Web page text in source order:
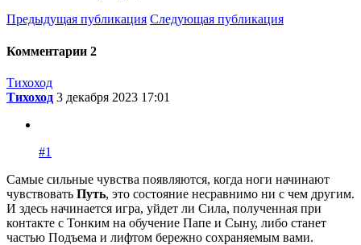
Предыдущая публикация Следующая публикация
Комментарии 2
Тихоход
Тихоход 3 декабря 2023 17:01
#1
Самые сильные чувства появляются, когда ноги начинают
чувствовать Путь, это состояние несравнимо ни с чем другим.
И здесь начинается игра, уйдет ли Сила, полученная при
контакте с Тонким на обучение Папе и Сыну, либо станет
частью Подъема и лифтом бережно сохраняемым вами.